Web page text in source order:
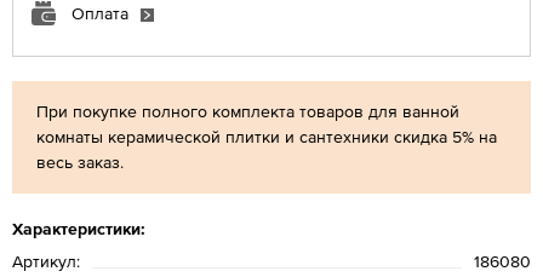
При покупке полного комплекта товаров для ванной
комнаты керамической плитки и сантехники скидка 5% на
весь заказ.
Характеристики:
Артикул:
186080
Оплата